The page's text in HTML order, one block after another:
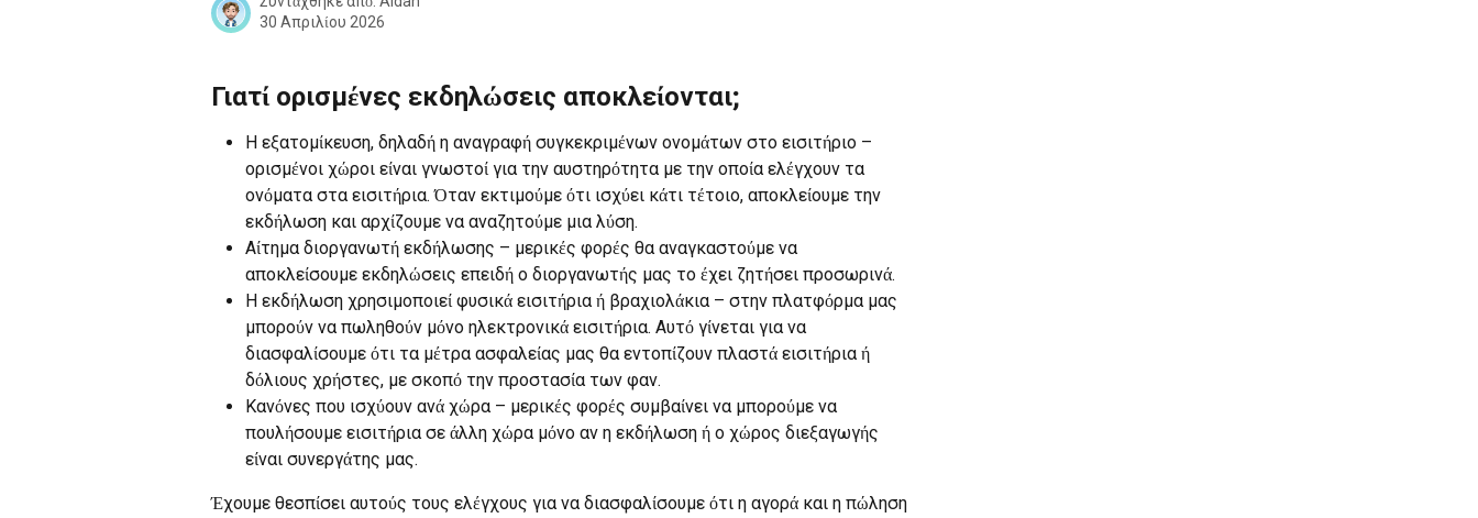
30 Απριλίου 2026
Γιατί ορισμένες εκδηλώσεις αποκλείονται;
Η εξατομίκευση, δηλαδή η αναγραφή συγκεκριμένων ονομάτων στο εισιτήριο –
ορισμένοι χώροι είναι γνωστοί για την αυστηρότητα με την οποία ελέγχουν τα
ονόματα στα εισιτήρια. Όταν εκτιμούμε ότι ισχύει κάτι τέτοιο, αποκλείουμε την
εκδήλωση και αρχίζουμε να αναζητούμε μια λύση.
Αίτημα διοργανωτή εκδήλωσης – μερικές φορές θα αναγκαστούμε να
αποκλείσουμε εκδηλώσεις επειδή ο διοργανωτής μας το έχει ζητήσει προσωρινά.
Η εκδήλωση χρησιμοποιεί φυσικά εισιτήρια ή βραχιολάκια – στην πλατφόρμα μας
μπορούν να πωληθούν μόνο ηλεκτρονικά εισιτήρια. Αυτό γίνεται για να
διασφαλίσουμε ότι τα μέτρα ασφαλείας μας θα εντοπίζουν πλαστά εισιτήρια ή
δόλιους χρήστες, με σκοπό την προστασία των φαν.
Κανόνες που ισχύουν ανά χώρα – μερικές φορές συμβαίνει να μπορούμε να
πουλήσουμε εισιτήρια σε άλλη χώρα μόνο αν η εκδήλωση ή ο χώρος διεξαγωγής
είναι συνεργάτης μας.
Έχουμε θεσπίσει αυτούς τους ελέγχους για να διασφαλίσουμε ότι η αγορά και η πώληση